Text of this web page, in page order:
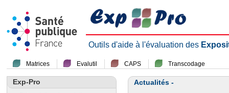
Outils d'aide à l'évaluation des
Matrices Evalutil CAPS Transcodage
Exp-Pro Actualités -